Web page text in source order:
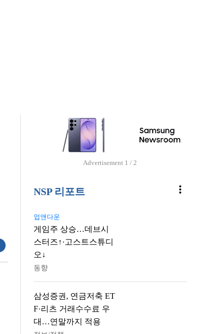
Advertisement 2 / 2
NSP 리포트 more_vert
업앤다운
게임주 상승…데브시
스터즈↑·고스트스튜디
오↓
동향
삼성증권, 연금저축 ET
F·리츠 거래수수료 우
대…연말까지 적용